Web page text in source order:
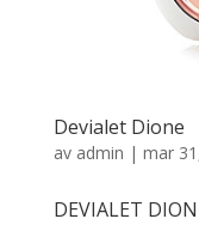
Devialet Dione
av admin | mar
DEVIALET